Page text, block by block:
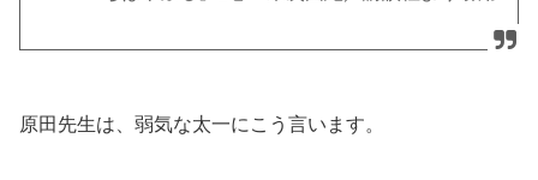
原田先生は、弱気な太一にこう言います。